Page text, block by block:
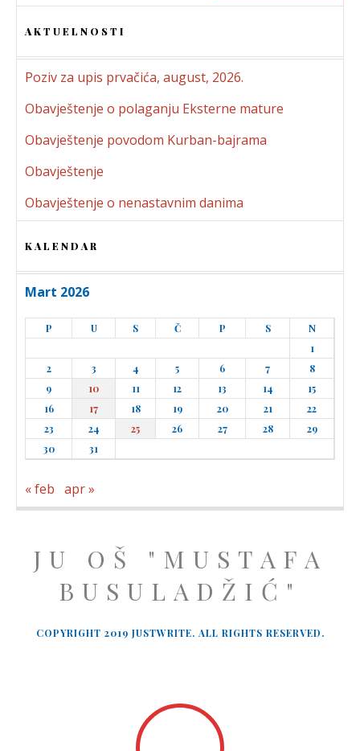
AKTUELNOSTI
Poziv za upis prvačića, august, 2026.
Obavještenje o polaganju Eksterne mature
Obavještenje povodom Kurban-bajrama
Obavještenje
Obavještenje o nenastavnim danima
KALENDAR
Mart 2026
P U S Č P S
N
1
2
3 4 5 6 7
8
9
10 11 12 13 14
15
16
17 18 19 20 21
22
23
24 25 26 27 28
29
30
31
« feb apr »
JU OŠ "MUSTAFA
BUSULADŽIĆ"
COPYRIGHT 2019 JUSTWRITE. ALL RIGHTS RESERVED.